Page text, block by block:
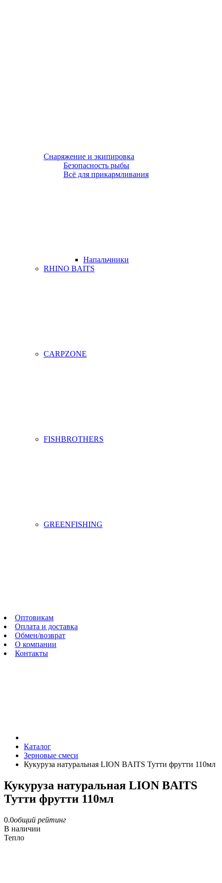
Снаряжение и экипировка
Безопасность рыбы
Всё для прикармливания
Напальчники
RHINO BAITS
CARPZONE
FISHBROTHERS
GREENFISHING
Оптовикам
Оплата и доставка
Обмен/возврат
О компании
Контакты
Каталог
Зерновые смеси
Кукуруза натуральная LION BAITS Тутти фрутти 110мл
Кукуруза натуральная LION BAITS
Тутти фрутти 110мл
0.0общий рейтинг
В наличии
Тепло